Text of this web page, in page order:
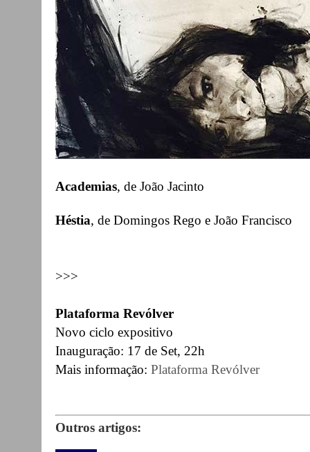
Academias, de João Jacinto
Héstia, de Domingos Rego e João Francisco
>>>
Plataforma Revólver
Novo ciclo expositivo
Inauguração: 17 de Set, 22h
Mais informação: Plataforma Revólver
Outros artigos: